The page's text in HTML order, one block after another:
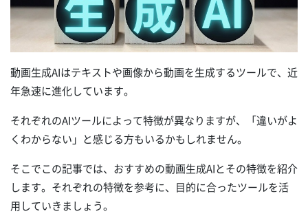
動画生成AIはテキストや画像から動画を生成するツールで、近
年急速に進化しています。
それぞれのAIツールによって特徴が異なりますが、「違いがよ
くわからない」と感じる方もいるかもしれません。
そこでこの記事では、おすすめの動画生成AIとその特徴を紹介
します。それぞれの特徴を参考に、目的に合ったツールを活
用していきましょう。